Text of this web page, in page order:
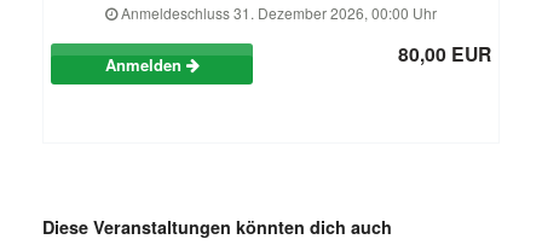
Anmeldeschluss 31. Dezember 2026, 00:00 Uhr
Anmelden 80,00 EUR
Diese Veranstaltungen könnten dich auch